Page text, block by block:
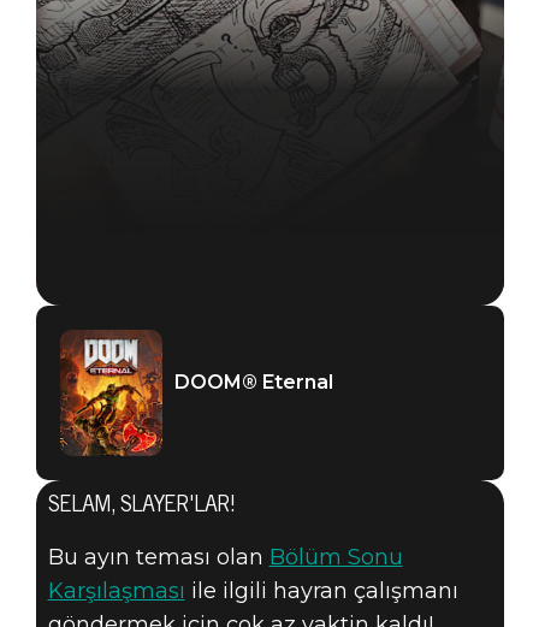
DOOM® Eternal
MARIFETLERINI
DOOM® Eternal
SELAM, SLAYER'LAR!
Bu ayın teması olan Bölüm Sonu
Karşılaşması ile ilgili hayran çalışmanı